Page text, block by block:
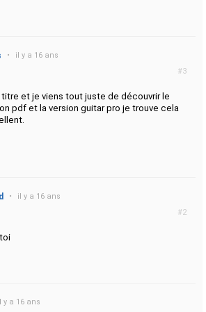
#3
• il y a 16 ans
et je viens tout juste de découvrir le
pdf et la version guitar pro je trouve cela
#2
• il y a 16 ans
y a 16 ans